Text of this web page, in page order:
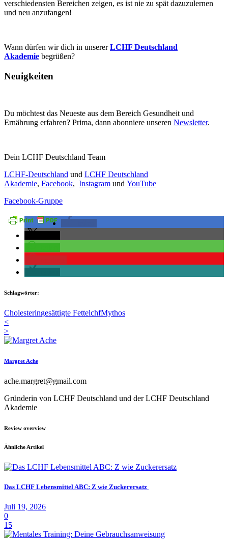
verschiedensten Bereichen zeigen, es ist nie zu spät dazuzulernen
und neu anzufangen!
Wann dürfen wir dich in unsererLCHF Deutschland
Akademie begrüßen?
Neuigkeiten
Du möchtest das Neueste aus dem Bereich Gesundheit und
Ernährung erfahren? Prima, dann abonniere unseren Newsletter.
Dein LCHF Deutschland Team
LCHF-Deutschland und LCHF Deutschland
Akademie, Facebook, Instagram und YouTube
Facebook-Gruppe
Schlagwörter:
Cholesteringesättigte FettelchfMythos
<
>
Margret Ache
ache.margret@gmail.com
Gründerin von LCHF Deutschland und der LCHF Deutschland
Akademie
Review overview
Ähnliche Artikel
Das LCHF Lebensmittel ABC: Z wie Zuckerersatz
Juli 19, 2026
0
15